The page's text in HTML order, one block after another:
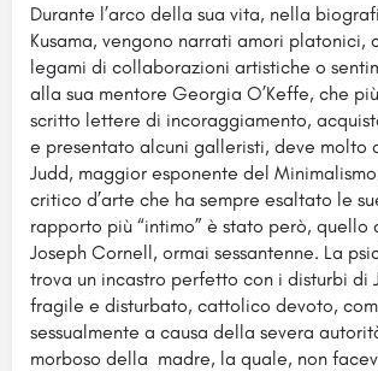
Durante l’arco della sua vita, nella
Kusama, vengono narrati amori platonici,
legami di collaborazioni artistiche o
alla sua mentore Georgia O’Keffe, che
scritto lettere di incoraggiamento,
e presentato alcuni galleristi, deve molto
Judd, maggior esponente del
critico d’arte che ha sempre esaltato le
rapporto più “intimo” è stato però, quello
Joseph Cornell, ormai sessantenne. La
trova un incastro perfetto con i disturbi di
fragile e disturbato, cattolico devoto,
sessualmente a causa della severa
morboso della madre, la quale, non